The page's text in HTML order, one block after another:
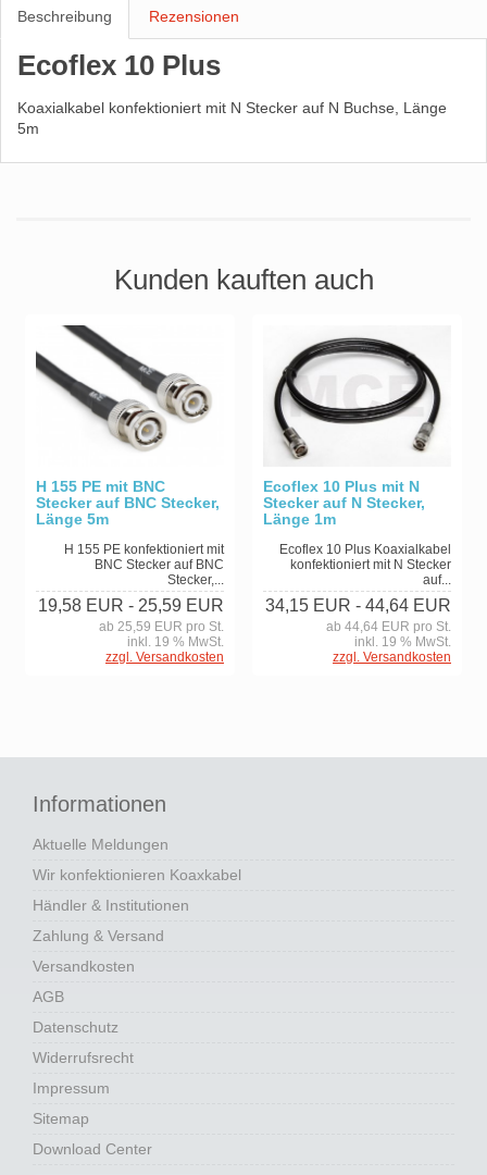
Beschreibung Rezensionen
Ecoflex 10 Plus
Koaxialkabel konfektioniert mit N Stecker auf N Buchse, Länge
5m
Kunden kauften auch
H 155 PE mit BNC
Stecker auf BNC Stecker,
Länge 5m
H 155 PE konfektioniert mit
BNC Stecker auf BNC
Stecker,...
19,58 EUR - 25,59 EUR
ab 25,59 EUR pro St.
inkl. 19 % MwSt.
zzgl. Versandkosten
Ecoflex 10 Plus mit N
Stecker auf N Stecker,
Länge 1m
Ecoflex 10 Plus Koaxialkabel
konfektioniert mit N Stecker
auf...
34,15 EUR - 44,64 EUR
ab 44,64 EUR pro St.
inkl. 19 % MwSt.
zzgl. Versandkosten
Informationen
Aktuelle Meldungen
Wir konfektionieren Koaxkabel
Händler & Institutionen
Zahlung & Versand
Versandkosten
AGB
Datenschutz
Widerrufsrecht
Impressum
Sitemap
Download Center